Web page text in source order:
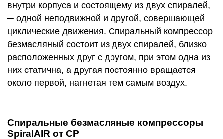
внутри корпуса и состоящему из двух спиралей,
─ одной неподвижной и другой, совершающей
циклические движения. Спиральный компрессор
безмасляный состоит из двух спиралей, близко
расположенных друг с другом, при этом одна из
них статична, а другая постоянно вращается
около первой, нагнетая тем самым воздух.
Спиральные безмасляные компрессоры
SpiralAIR от CP